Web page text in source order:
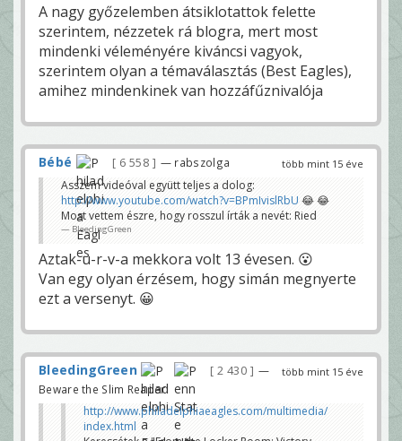
A nagy győzelemben átsiklotattok felette
szerintem, nézzetek rá blogra, mert most
mindenki véleményére kiváncsi vagyok,
szerintem olyan a témaválasztás (Best Eagles),
amihez mindenkinek van hozzáfűznivalója
több mint 15 éve
Bébé 6 558 — rabszolga
Asszem videóval együtt teljes a dolog:
http://www.youtube.com/watch?v=BPmIvislRbU 😂 😂
Most vettem észre, hogy rosszul írták a nevét: Ried
BleedingGreen
Aztak-u-r-v-a mekkora volt 13 évesen. 😮
Van egy olyan érzésem, hogy simán megnyerte
ezt a versenyt. 😀
több mint 15 éve
BleedingGreen 2 430
—
Beware the Slim Reaper!
http://www.philadelphiaeagles.com/multimedia/
index.html